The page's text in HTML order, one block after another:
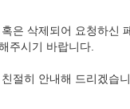
은 삭제되어 요청하신
주시기 바랍니다.
절히 안내해 드리겠습